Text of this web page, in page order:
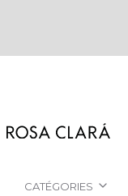
CATÉGORIES